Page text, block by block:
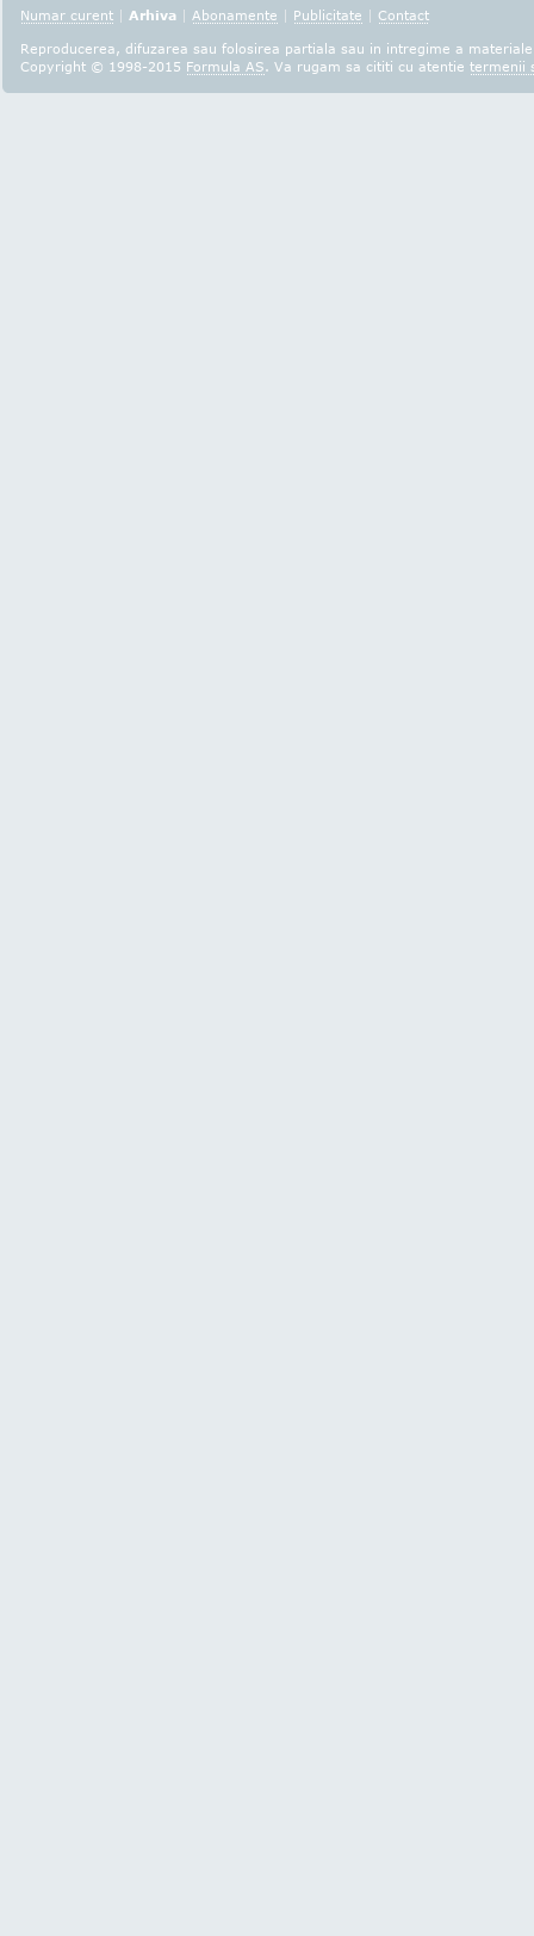
Numar curent | Arhiva | Abonamente | Publicitate | Contact
Reproducerea, difuzarea sau folosirea partiala sau in intregime a
Copyright © 1998-2015 Formula AS. Va rugam sa cititi cu atentie termenii